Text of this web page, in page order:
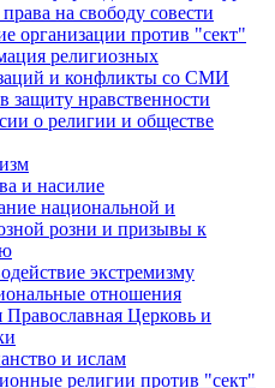
на свободу совести
организации против "сект"
религиозных
и конфликты со СМИ
защиту нравственности
о религии и обществе
и насилие
национальной и
розни и призывы к
экстремизму
отношения
Православная Церковь и
и ислам
религии против "сект"